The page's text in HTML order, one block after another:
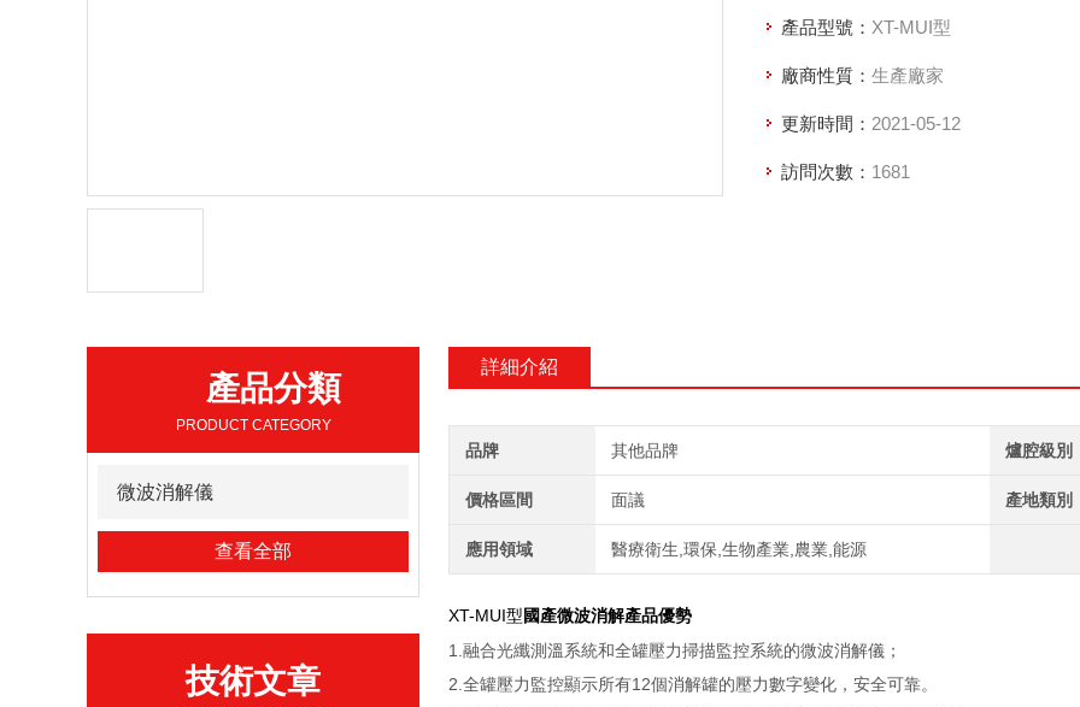
產品型號： XT-MUI型
廠商性質： 生產廠家
更新時間： 2021-05-12
訪問次數： 1681
產品分類
PRODUCT CATEGORY
微波消解儀
查看全部
技術文章
詳細介紹
品牌 其他品牌 爐腔級別
價格區間 面議 產地類別
應用領域 醫療衛生,環保,生物產業,農業,能源
XT-MUI型國產微波消解產品優勢
1.融合光纖測溫系統和全罐壓力掃描監控系統的微波消解儀；
2.全罐壓力監控顯示所有12個消解罐的壓力數字變化，安全可靠。